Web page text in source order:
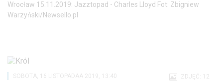
Wrocław 15.11.2019: Jazztopad - Charles Lloyd Fot: Zbigniew
Warzyński/Newsello.pl
ZDJĘĆ: 12
SOBOTA, 16 LISTOPADAA 2019, 13:40